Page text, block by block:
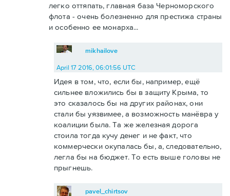
легко оттяпать, главная база Черноморского
флота - очень болезненно для престижа страны
и особенно ее монарха...
mikhailove
April 17 2016, 06:01:56 UTC
Идея в том, что, если бы, например, ещё
сильнее вложились бы в защиту Крыма, то
это сказалось бы на других районах, они
стали бы уязвимее, а возможность манёвра у
коалиции была. Та же железная дорога
стоила тогда кучу денег и не факт, что
коммерчески окупалась бы, а, следовательно,
легла бы на бюджет. То есть выше головы не
прыгнешь.
pavel_chirtsov